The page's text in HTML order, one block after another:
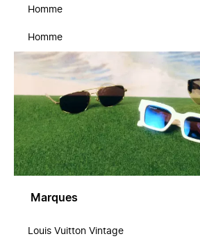
Homme
Homme
Marques
Louis Vuitton Vintage